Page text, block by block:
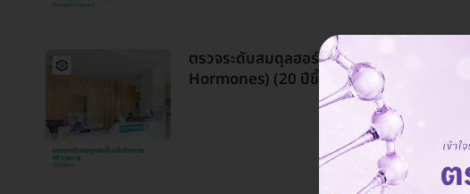
ตรวจระดับสมดุลฮอร์โมนในร่างกาย 18 รายก
Hormones) (20 ปีขึ้นไป)